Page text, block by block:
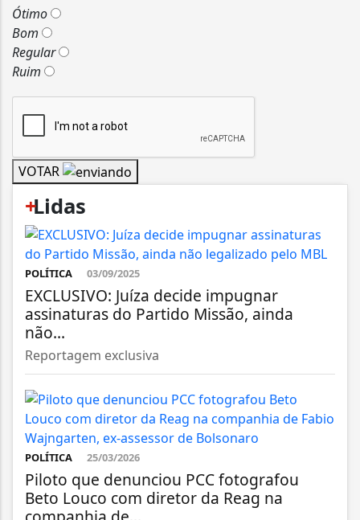
Ótimo
Bom
Regular
Ruim
VOTAR
+
Lidas
POLÍTICA 03/09/2025
EXCLUSIVO: Juíza decide impugnar
assinaturas do Partido Missão, ainda
não...
Reportagem exclusiva
POLÍTICA 25/03/2026
Piloto que denunciou PCC fotografou
Beto Louco com diretor da Reag na